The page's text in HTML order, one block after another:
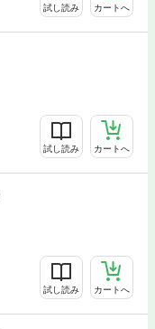
試し読み カートへ
試し読み カートへ
試し読み カートへ